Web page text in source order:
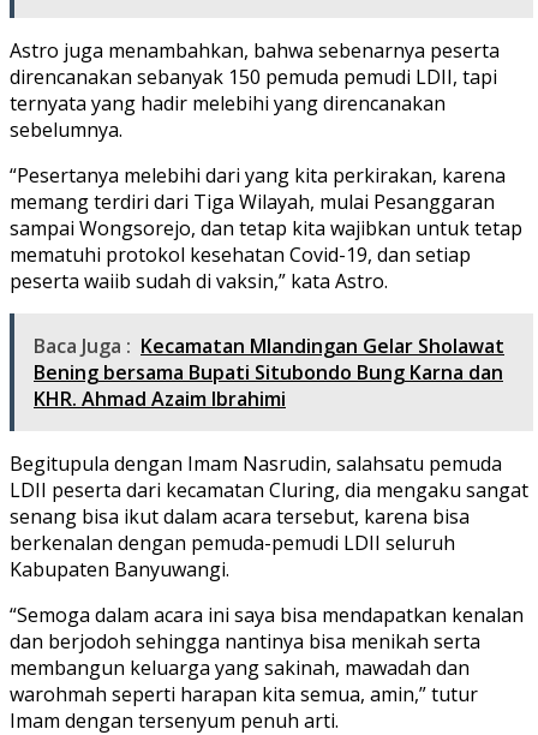
Astro juga menambahkan, bahwa sebenarnya peserta
direncanakan sebanyak 150 pemuda pemudi LDII, tapi
ternyata yang hadir melebihi yang direncanakan
sebelumnya.
“Pesertanya melebihi dari yang kita perkirakan, karena
memang terdiri dari Tiga Wilayah, mulai Pesanggaran
sampai Wongsorejo, dan tetap kita wajibkan untuk tetap
mematuhi protokol kesehatan Covid-19, dan setiap
peserta waiib sudah di vaksin,” kata Astro.
Baca Juga : Kecamatan Mlandingan Gelar Sholawat
Bening bersama Bupati Situbondo Bung Karna dan
KHR. Ahmad Azaim Ibrahimi
Begitupula dengan Imam Nasrudin, salahsatu pemuda
LDII peserta dari kecamatan Cluring, dia mengaku sangat
senang bisa ikut dalam acara tersebut, karena bisa
berkenalan dengan pemuda-pemudi LDII seluruh
Kabupaten Banyuwangi.
“Semoga dalam acara ini saya bisa mendapatkan kenalan
dan berjodoh sehingga nantinya bisa menikah serta
membangun keluarga yang sakinah, mawadah dan
warohmah seperti harapan kita semua, amin,” tutur
Imam dengan tersenyum penuh arti.